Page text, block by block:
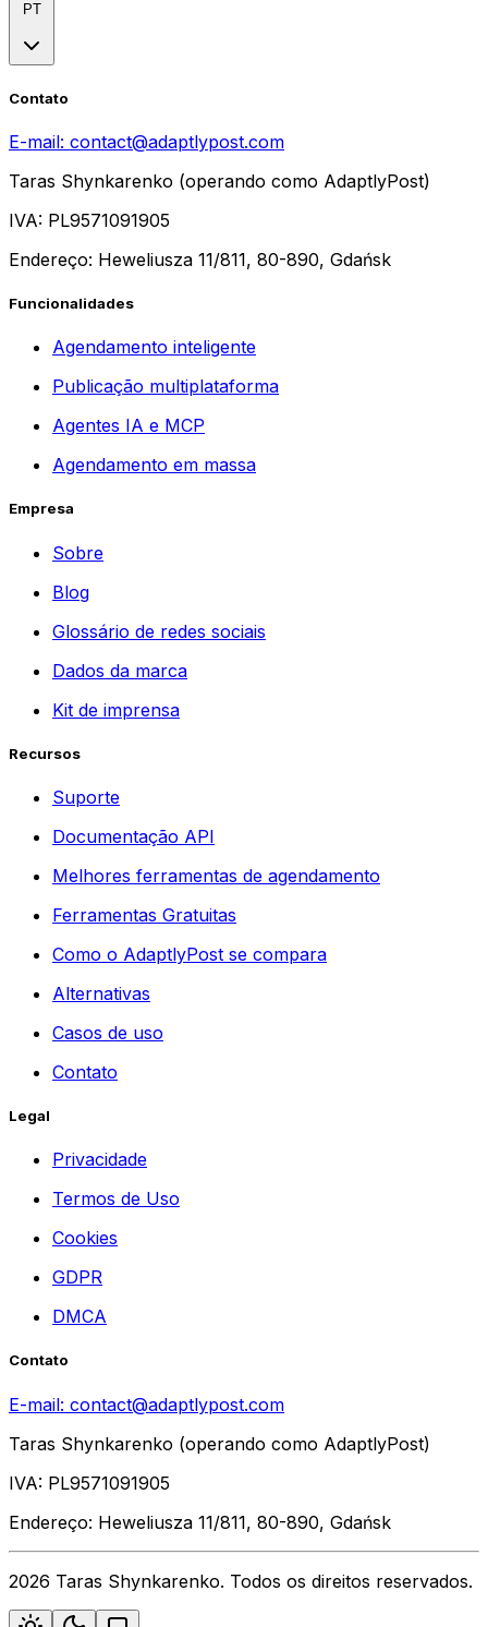
PT
Contato
E-mail: contact@adaptlypost.com
Taras Shynkarenko (operando como AdaptlyPost)
IVA: PL9571091905
Endereço: Heweliusza 11/811, 80-890, Gdańsk
Funcionalidades
Agendamento inteligente
Publicação multiplataforma
Agentes IA e MCP
Agendamento em massa
Empresa
Sobre
Blog
Glossário de redes sociais
Dados da marca
Kit de imprensa
Recursos
Suporte
Documentação API
Melhores ferramentas de agendamento
Ferramentas Gratuitas
Como o AdaptlyPost se compara
Alternativas
Casos de uso
Contato
Legal
Privacidade
Termos de Uso
Cookies
GDPR
DMCA
Contato
E-mail: contact@adaptlypost.com
Taras Shynkarenko (operando como AdaptlyPost)
IVA: PL9571091905
Endereço: Heweliusza 11/811, 80-890, Gdańsk
2026 Taras Shynkarenko. Todos os direitos reservados.